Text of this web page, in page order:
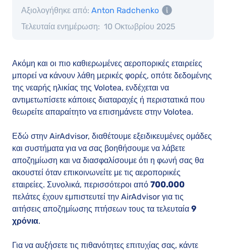
Τελευταία ενημέρωση: 10 Οκτωβρίου 2025
Αξιολογήθηκε από: Anton Radchenko
Ακόμη και οι πιο καθιερωμένες αεροπορικές εταιρείες
μπορεί να κάνουν λάθη μερικές φορές, οπότε δεδομένης
της νεαρής ηλικίας της Volotea, ενδέχεται να
αντιμετωπίσετε κάποιες διαταραχές ή περιστατικά που
θεωρείτε απαραίτητο να επισημάνετε στην Volotea.
Εδώ στην AirAdvisor, διαθέτουμε εξειδικευμένες ομάδες
και συστήματα για να σας βοηθήσουμε να λάβετε
αποζημίωση και να διασφαλίσουμε ότι η φωνή σας θα
ακουστεί όταν επικοινωνείτε με τις αεροπορικές
εταιρείες. Συνολικά, περισσότεροι από 700.000
πελάτες έχουν εμπιστευτεί την AirAdvisor για τις
αιτήσεις αποζημίωσης πτήσεων τους τα τελευταία 9
χρόνια.
Για να αυξήσετε τις πιθανότητες επιτυχίας σας, κάντε